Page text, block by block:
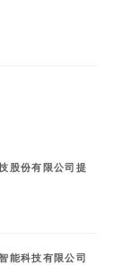
股份有限公司提
能科技有限公司